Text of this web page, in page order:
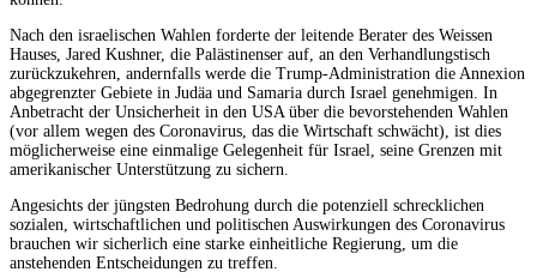
Nach den israelischen Wahlen forderte der leitende Berater des Weissen
Hauses, Jared Kushner, die Palästinenser auf, an den Verhandlungstisch
zurückzukehren, andernfalls werde die Trump-Administration die Annexion
abgegrenzter Gebiete in Judäa und Samaria durch Israel genehmigen. In
Anbetracht der Unsicherheit in den USA über die bevorstehenden Wahlen
(vor allem wegen des Coronavirus, das die Wirtschaft schwächt), ist dies
möglicherweise eine einmalige Gelegenheit für Israel, seine Grenzen mit
amerikanischer Unterstützung zu sichern.
Angesichts der jüngsten Bedrohung durch die potenziell schrecklichen
sozialen, wirtschaftlichen und politischen Auswirkungen des Coronavirus
brauchen wir sicherlich eine starke einheitliche Regierung, um die
anstehenden Entscheidungen zu treffen.